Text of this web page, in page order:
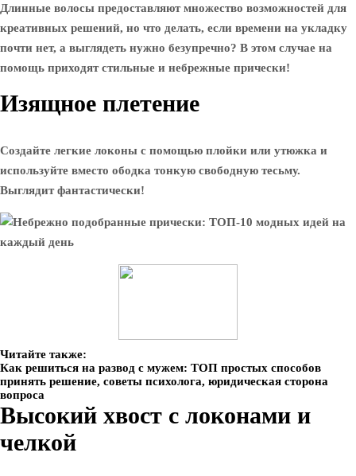
Длинные волосы предоставляют множество возможностей для
креативных решений, но что делать, если времени на укладку
почти нет, а выглядеть нужно безупречно? В этом случае на
помощь приходят стильные и небрежные прически!
Изящное плетение
Создайте легкие локоны с помощью плойки или утюжка и
используйте вместо ободка тонкую свободную тесьму.
Выглядит фантастически!
Читайте также:
Как решиться на развод с мужем: ТОП простых способов
принять решение, советы психолога, юридическая сторона
вопроса
Высокий хвост с локонами и
челкой